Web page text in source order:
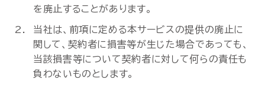
を廃止することがあります。
当社は、前項に定める本サービスの提供の廃止に
関して、契約者に損害等が生じた場合であっても、
当該損害等について契約者に対して何らの責任も
負わないものとします。